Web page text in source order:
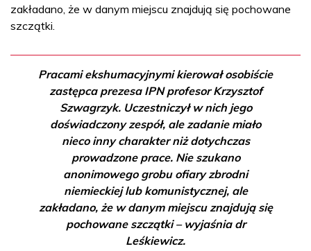
zakładano, że w danym miejscu znajdują się pochowane
szczątki.
Pracami ekshumacyjnymi kierował osobiście
zastępca prezesa IPN profesor Krzysztof
Szwagrzyk. Uczestniczył w nich jego
doświadczony zespół, ale zadanie miało
nieco inny charakter niż dotychczas
prowadzone prace. Nie szukano
anonimowego grobu ofiary zbrodni
niemieckiej lub komunistycznej, ale
zakładano, że w danym miejscu znajdują się
pochowane szczątki – wyjaśnia dr
Leśkiewicz.